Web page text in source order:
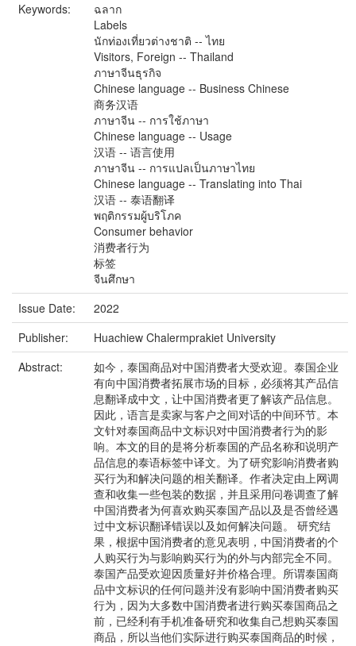
Keywords:
ฉลาก
Labels
นักท่องเที่ยวต่างชาติ -- ไทย
Visitors, Foreign -- Thailand
ภาษาจีนธุรกิจ
Chinese language -- Business Chinese
商务汉语
ภาษาจีน -- การใช้ภาษา
Chinese language -- Usage
汉语 -- 语言使用
ภาษาจีน -- การแปลเป็นภาษาไทย
Chinese language -- Translating into Thai
汉语 -- 泰语翻译
พฤติกรรมผู้บริโภค
Consumer behavior
消费者行为
标签
จีนศึกษา
Issue Date:
2022
Publisher:
Huachiew Chalermprakiet University
Abstract:
如今，泰国商品对中国消费者大受欢迎。泰国企业
有向中国消费者拓展市场的目标，必须将其产品信
息翻译成中文，让中国消费者更了解该产品信息。
因此，语言是卖家与客户之间对话的中间环节。本
文针对泰国商品中文标识对中国消费者行为的影
响。本文的目的是将分析泰国的产品名称和说明产
品信息的泰语标签中译文。为了研究影响消费者购
买行为和解决问题的相关翻译。作者决定由上网调
查和收集一些包装的数据，并且采用问卷调查了解
中国消费者为何喜欢购买泰国产品以及是否曾经遇
过中文标识翻译错误以及如何解决问题。 研究结
果，根据中国消费者的意见表明，中国消费者的个
人购买行为与影响购买行为的外与内部完全不同。
泰国产品受欢迎因质量好并价格合理。所谓泰国商
品中文标识的任何问题并没有影响中国消费者购买
行为，因为大多数中国消费者进行购买泰国商品之
前，已经利有手机准备研究和收集自己想购买泰国
商品，所以当他们实际进行购买泰国商品的时候，